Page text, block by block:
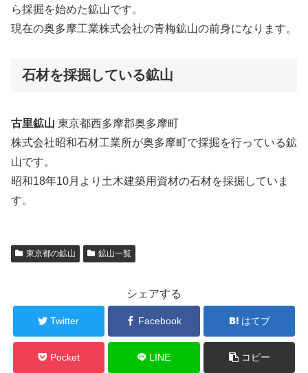
ら採掘を始めた鉱山です。
現在の奥多摩工業株式会社の青梅鉱山の前身になります。
石材を採掘している鉱山
古里鉱山 東京都西多摩郡奥多摩町
株式会社昭和石材工業所が奥多摩町で採掘を行っている鉱
山です。
昭和18年10月より土木建築用資材の石材を採掘していま
す。
東京都の鉱山 鉱山一覧
シェアする
Twitter Facebook はてブ
Pocket LINE コピー